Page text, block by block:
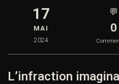
17
MAI
2024
💬
0
L’infraction